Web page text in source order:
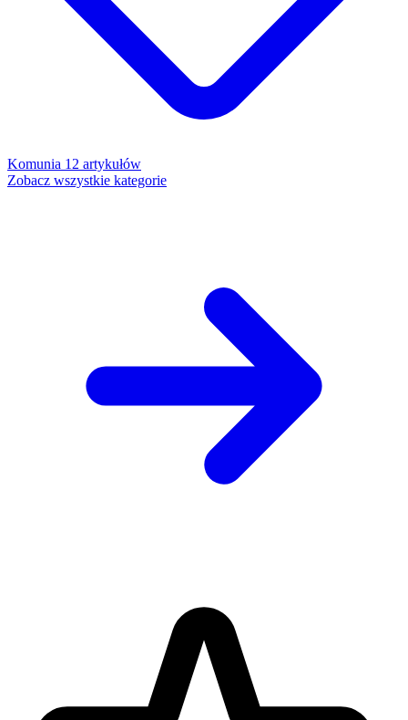
Komunia 12 artykułów
Zobacz wszystkie kategorie